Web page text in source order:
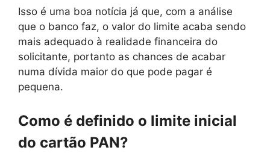
Isso é uma boa notícia já que, com a análise
que o banco faz, o valor do limite acaba sendo
mais adequado à realidade financeira do
solicitante, portanto as chances de acabar
numa dívida maior do que pode pagar é
pequena.
Como é definido o limite inicial
do cartão PAN?